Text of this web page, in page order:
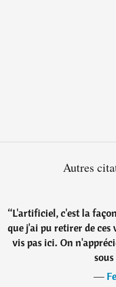
Autres
“L'artificiel, c'est la
que j'ai pu retirer de ces
vis pas ici. On
―